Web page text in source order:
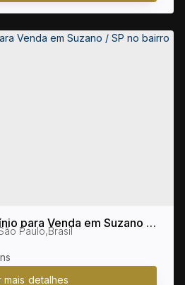
para Venda em Suzano /
Vila Urupês
Paulo,Brasil